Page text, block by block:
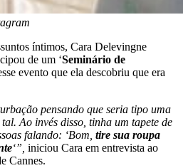
íntimos, Cara Delevingne
de um ‘Seminário de
evento que ela descobriu que era
pensando que seria tipo uma
Ao invés disso, tinha um tapete de
falando: ‘Bom, tire sua roupa
‘”, iniciou Cara em entrevista ao
Cannes.